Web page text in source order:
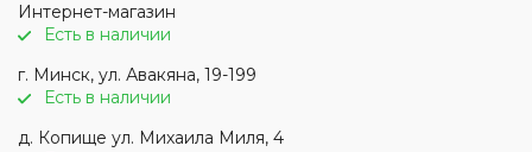
Интернет-магазин
Есть в наличии
г. Минск, ул. Авакяна, 19-199
Есть в наличии
д. Копище ул. Михаила Миля, 4